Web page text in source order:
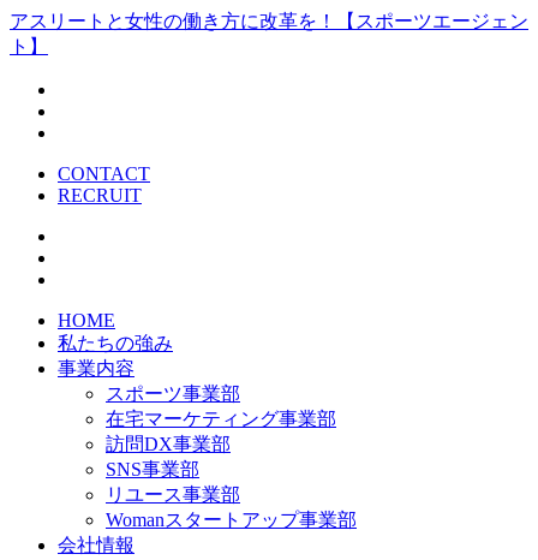
アスリートと女性の働き方に改革を！【スポーツエージェン
ト】
CONTACT
RECRUIT
HOME
私たちの強み
事業内容
スポーツ事業部
在宅マーケティング事業部
訪問DX事業部
SNS事業部
リユース事業部
Womanスタートアップ事業部
会社情報